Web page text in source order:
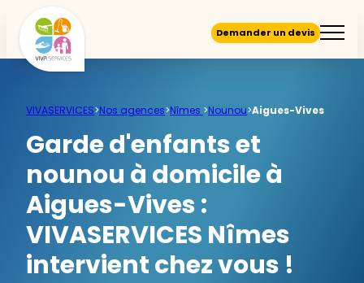
Demander un devis
VIVASERVICES>Nos agences>Nîmes >Nounou>Aigues-Vives
Garde d'enfants et
nounou à domicile à
Aigues-Vives :
VIVASERVICES Nîmes
intervient chez vous !